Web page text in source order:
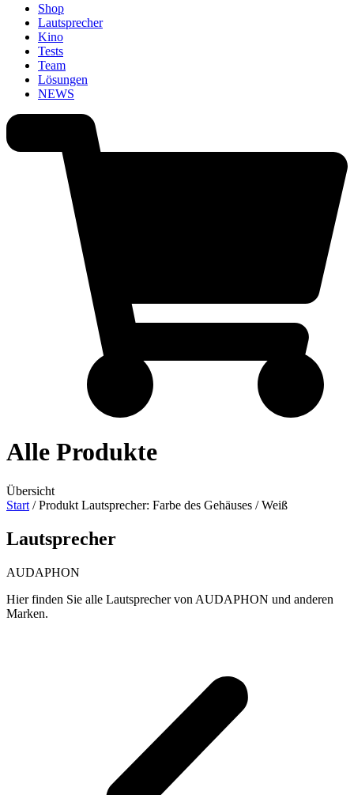
Shop
Lautsprecher
Kino
Tests
Team
Lösungen
NEWS
Alle Produkte
Übersicht
Start / Produkt Lautsprecher: Farbe des Gehäuses / Weiß
Lautsprecher
AUDAPHON
Hier finden Sie alle Lautsprecher von AUDAPHON und anderen
Marken.